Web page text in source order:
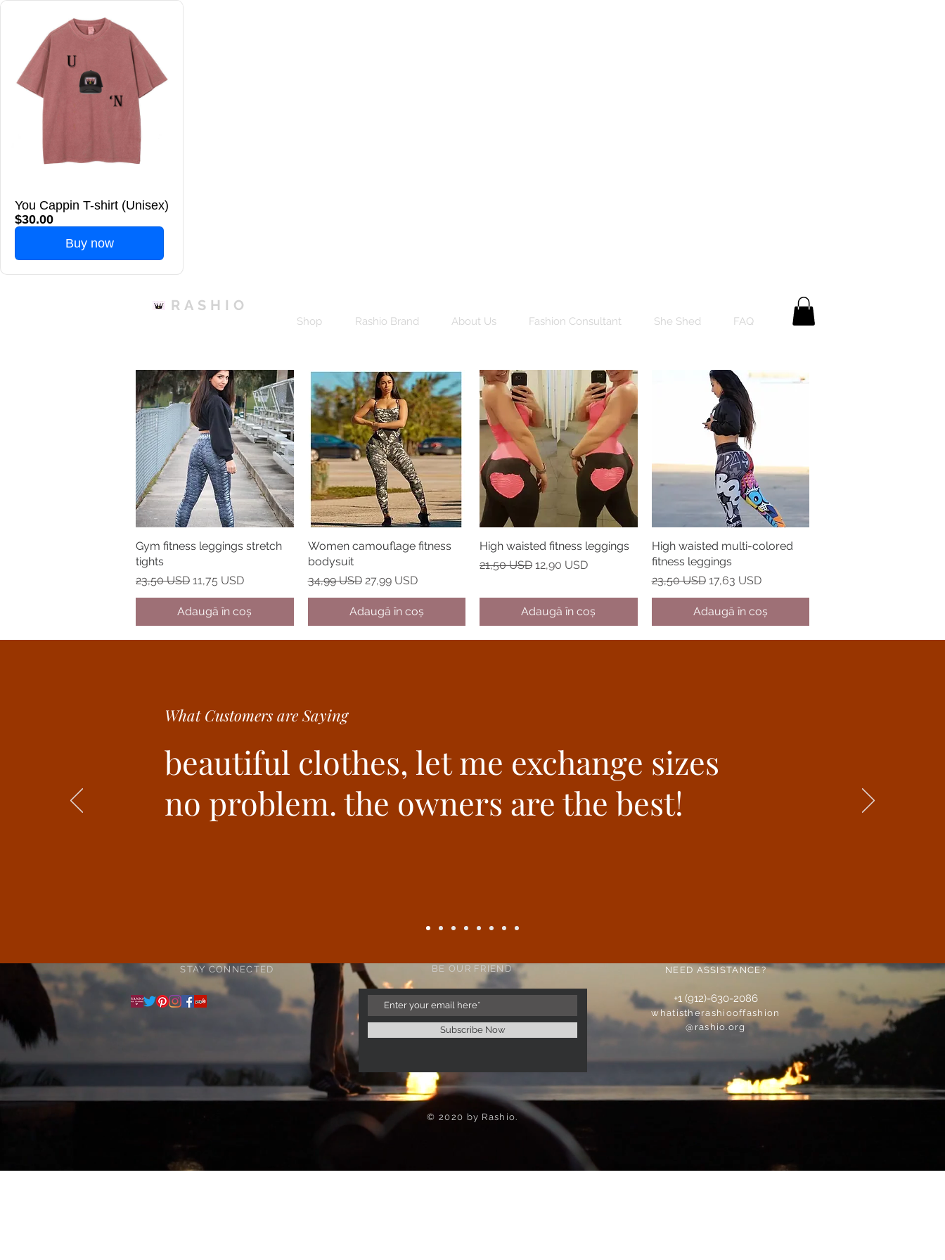
You Cappin T-shirt (Unisex)
$30.00
Buy now
RASHIO
Shop Rashio Brand About Us Fashion Consultant She Shed FAQ
Afișare rapidă
Gym fitness leggings stretch
tights
Preț normal
23,50 USD Preț redus
11,75 USD
Adaugă în coș
Afișare rapidă
Women camouflage fitness
bodysuit
Preț normal
34,99 USD Preț redus
27,99 USD
Adaugă în coș
Afișare rapidă
High waisted fitness leggings
Preț normal
21,50 USD Preț redus
12,90 USD
Adaugă în coș
Afișare rapidă
High waisted multi-colored
fitness leggings
Preț normal
23,50 USD Preț redus
17,63 USD
Adaugă în coș
What Customers areSaying
beautiful clothes, let me exchange sizes
no problem. the owners are the best!
STAY CONNECTED BE OUR FRIEND
Subscribe Now
NEED ASSISTANCE?
+1 (912)-630-2086
whatistherashiooffashion
@rashio.org
© 2020 by Rashio.